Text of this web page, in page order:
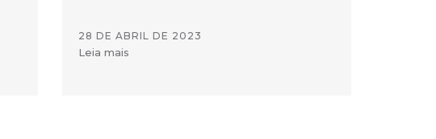
28 DE ABRIL DE 2023
Leia mais